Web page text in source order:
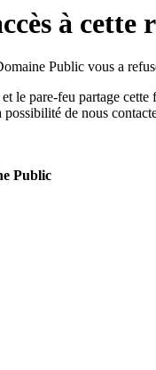
à cette
Public vous a
le pare-feu partage
possibilité de nous
Public